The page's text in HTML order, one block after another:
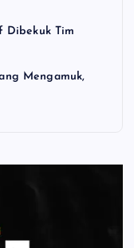
Dibekuk Tim
Mengamuk,